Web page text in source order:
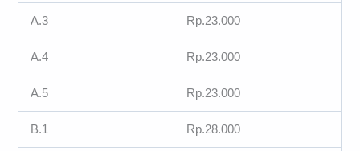
A.3 Rp.23.000
A.4 Rp.23.000
A.5 Rp.23.000
B.1 Rp.28.000